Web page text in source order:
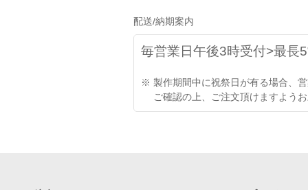
配送/納期案内
毎営業日午後3時受付>最長
※ 製作期間中に祝祭日が有る場合、
ご確認の上、ご注文頂けますよう